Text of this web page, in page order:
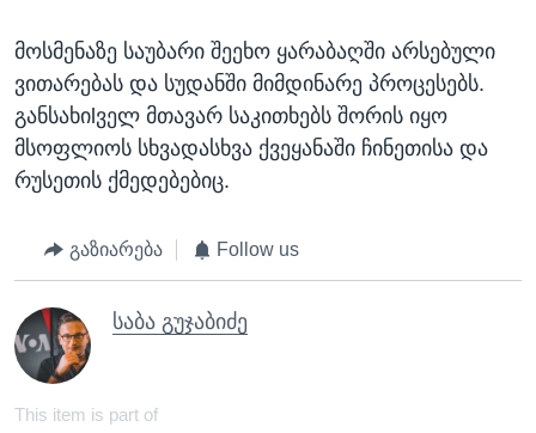
მოსმენაზე საუბარი შეეხო ყარაბაღში არსებული
ვითარებას და სუდანში მიმდინარე პროცესებს.
განსახიlველ მთავარ საკითხებს შორის იყო
მსოფლიოს სხვადასხვა ქვეყანაში ჩინეთისა და
რუსეთის ქმედებებიც.
გაზიარება Follow us
საბა გუჯაბიძე
This item is part of